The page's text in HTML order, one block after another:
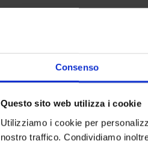
Consenso
Questo sito web utilizza i cookie
Utilizziamo i cookie per
nostro traffico. Condividiamo